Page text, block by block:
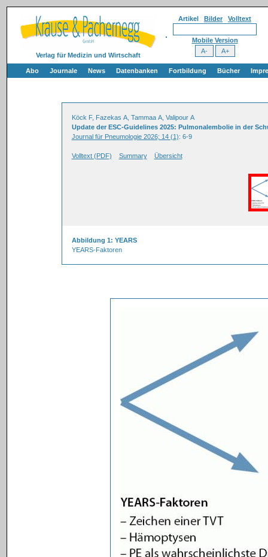
Verlag für Medizin und Wirtschaft
Artikel Bilder Volltext
Mobile Version
Abo Journale News Datenbanken Fortbildung Bücher
Köck F, Fazekas A, Tammaa A, Valipour A
Update der ESC-Guidelines 2025: Pulmonalembolie in der
Journal für Pneumologie 2026; 14 (1): 6-9
Volltext (PDF) Summary Übersicht
Abbildung 1: YEARS
YEARS-Faktoren